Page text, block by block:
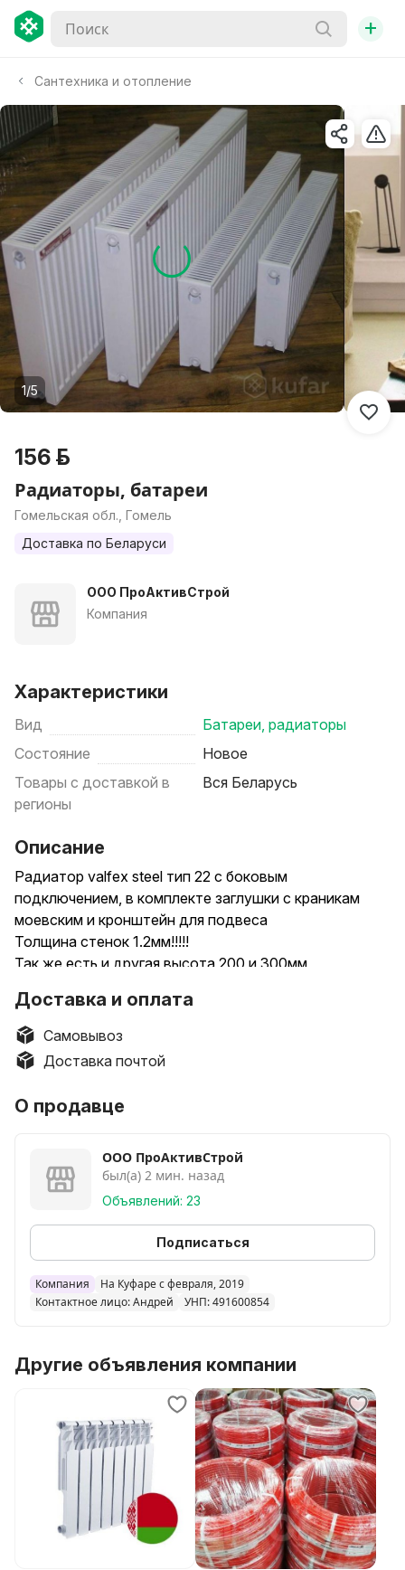
+
Сантехника и отопление
1/5
156 р.
Радиаторы, батареи
Гомельская обл., Гомель
Доставка по Беларуси
ООО ПроАктивСтрой
Компания
Характеристики
Вид
Батареи, радиаторы
Состояние
Новое
Товары с доставкой в
регионы
Вся Беларусь
Описание
Радиатор valfex steel тип 22 с боковым
подключением, в комплекте заглушки с краникам
моевским и кронштейн для подвеса
Толщина стенок 1.2мм!!!!!
Так же есть и другая высота 200 и 300мм
500*600мм 195
500*700мм 220
500*800мм 235
500*900мм 250
500*1100мм 285
500*1300мм 335
500*1400мм 360
500*1600мм 400
500*1800мм 450
Доставка по РБ европочтой!!!
Доставка и оплата
Самовывоз
Доставка почтой
О продавце
ООО ПроАктивСтрой
был(а) 2 мин. назад
Объявлений: 23
Подписаться
Компания
На Куфаре с февраля, 2019
Контактное лицо: Андрей
УНП: 491600854
Другие объявления компании